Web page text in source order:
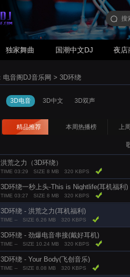
独家舞曲 国潮中文DJ 夜店
电音阁DJ音乐网 > 3D环绕
3D电音 3D中文 3D双声
精品推荐 本周热播榜 上
洪荒之力（3D环绕）
TIME 03:29 SIZE 8 MB 320 KBPS
3D环绕一秒上头-This is Nightlife(耳机福利)
TIME 03:27 SIZE 8 MB 320 KBPS
3D环绕 - 洪荒之力(耳机福利)
TIME -- SIZE 6.26 MB 320 KBPS
3D环绕 - 劲爆电音串接(戴好耳机)
TIME -- SIZE 10.24 MB 320 KBPS
3D环绕 - Your Body(飞创音乐)
TIME -- SIZE 8.08 MB 320 KBPS